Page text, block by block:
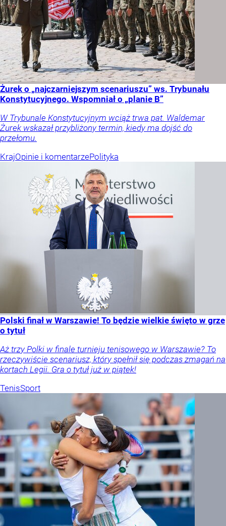
Żurek o „najczarniejszym scenariuszu” ws. Trybunału
Konstytucyjnego. Wspomniał o „planie B”
W Trybunale Konstytucyjnym wciąż trwa pat. Waldemar
Żurek wskazał przybliżony termin, kiedy ma dojść do
przełomu.
KrajOpinie i komentarzePolityka
Polski finał w Warszawie! To będzie wielkie święto w grze
o tytuł
Aż trzy Polki w finale turnieju tenisowego w Warszawie? To
rzeczywiście scenariusz, który spełnił się podczas zmagań na
kortach Legii. Gra o tytuł już w piątek!
TenisSport